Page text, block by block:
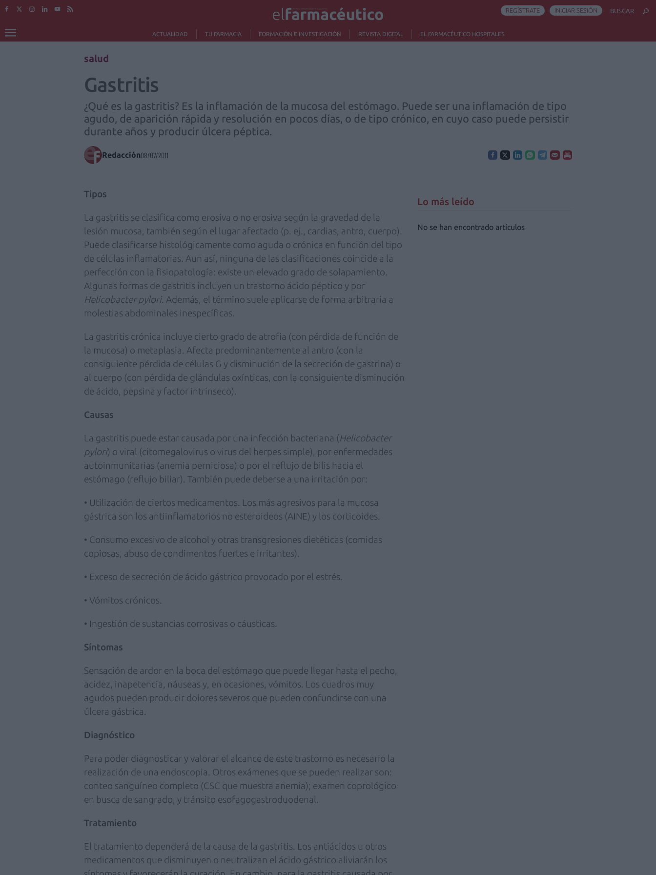
ACTUALIDAD TU FARMACIA FORMACIÓN E INVESTIGACIÓN REVISTA DIGITAL EL FARMACÉUTICO HOSPITALES
REGÍSTRATE INICIAR SESIÓN BUSCAR
salud
Gastritis
¿Qué es la gastritis? Es la inflamación de la mucosa del estómago. Puede ser una inflamación de tipo
agudo, de aparición rápida y resolución en pocos días, o de tipo crónico, en cuyo caso puede persistir
durante años y producir úlcera péptica.
Redacción08/07/2011
Tipos
La gastritis se clasifica como erosiva o no erosiva según la gravedad de la
lesión mucosa, también según el lugar afectado (p. ej., cardias, antro, cuerpo).
Puede clasificarse histológicamente como aguda o crónica en función del tipo
de células inflamatorias. Aun así, ninguna de las clasificaciones coincide a la
perfección con la fisiopatología: existe un elevado grado de solapamiento.
Algunas formas de gastritis incluyen un trastorno ácido péptico y por
Helicobacter pylori. Además, el término suele aplicarse de forma arbitraria a
molestias abdominales inespecíficas.
La gastritis crónica incluye cierto grado de atrofia (con pérdida de función de
la mucosa) o metaplasia. Afecta predominantemente al antro (con la
consiguiente pérdida de células G y disminución de la secreción de gastrina) o
al cuerpo (con pérdida de glándulas oxínticas, con la consiguiente disminución
de ácido, pepsina y factor intrínseco).
Causas
La gastritis puede estar causada por una infección bacteriana (Helicobacter
pylori) o viral (citomegalovirus o virus del herpes simple), por enfermedades
autoinmunitarias (anemia perniciosa) o por el reflujo de bilis hacia el
estómago (reflujo biliar). También puede deberse a una irritación por:
• Utilización de ciertos medicamentos. Los más agresivos para la mucosa
gástrica son los antiinflamatorios no esteroideos (AINE) y los corticoides.
• Consumo excesivo de alcohol y otras transgresiones dietéticas (comidas
copiosas, abuso de condimentos fuertes e irritantes).
• Exceso de secreción de ácido gástrico provocado por el estrés.
• Vómitos crónicos.
• Ingestión de sustancias corrosivas o cáusticas.
Síntomas
Sensación de ardor en la boca del estómago que puede llegar hasta el pecho,
acidez, inapetencia, náuseas y, en ocasiones, vómitos. Los cuadros muy
agudos pueden producir dolores severos que pueden confundirse con una
úlcera gástrica.
Diagnóstico
Para poder diagnosticar y valorar el alcance de este trastorno es necesario la
realización de una endoscopia. Otros exámenes que se pueden realizar son:
conteo sanguíneo completo (CSC que muestra anemia); examen coprológico
en busca de sangrado, y tránsito esofagogastroduodenal.
Tratamiento
El tratamiento dependerá de la causa de la gastritis. Los antiácidos u otros
medicamentos que disminuyen o neutralizan el ácido gástrico aliviarán los
Lo más leído
No se han encontrado artículos